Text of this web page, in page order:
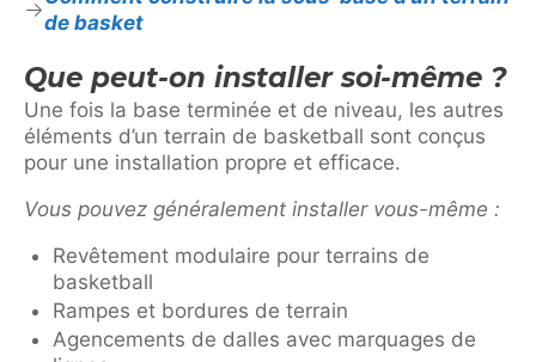
de basket
Que peut-on installer soi-même ?
Une fois la base terminée et de niveau, les autres
éléments d’un terrain de basketball sont conçus
pour une installation propre et efficace.
Vous pouvez généralement installer vous-même :
Revêtement modulaire pour terrains de
basketball
Rampes et bordures de terrain
Agencements de dalles avec marquages de